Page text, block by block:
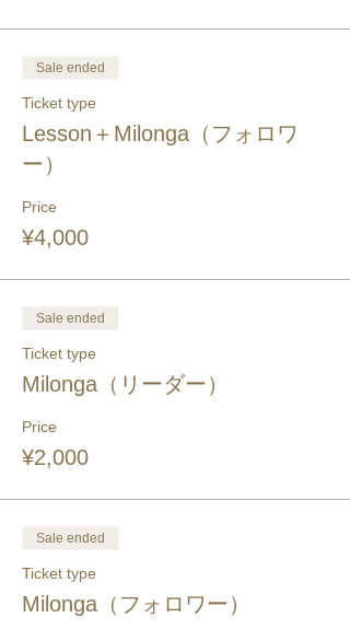
Sale ended
Ticket type
Lesson＋Milonga（フォロワ
ー）
Price
¥4,000
Sale ended
Ticket type
Milonga（リーダー）
Price
¥2,000
Sale ended
Ticket type
Milonga（フォロワー）